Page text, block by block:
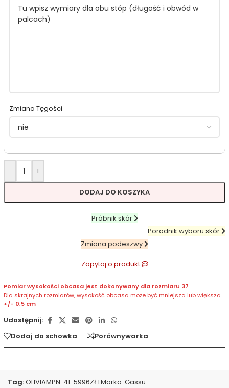
Zmiana Tęgości
- +
DODAJ DO KOSZYKA
Próbnik skór
Poradnik wyboru skór
Zmiana podeszwy
Zapytaj o produkt
Pomiar wysokości obcasa jest dokonywany dla rozmiaru 37.
Dla skrajnych rozmiarów, wysokość obcasa może być mniejsza lub większa
+/- 0,5 cm
Udostępnij:
Dodaj do schowka
Porównywarka
Tag:OLIVIAMPN: 41-5996ZŁTMarka: Gassu